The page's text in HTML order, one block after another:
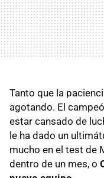
Tanto que la
agotando. El
estar cansado de
le ha dado un
mucho en el test de
dentro de un mes, o